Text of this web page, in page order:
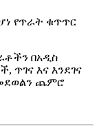
የጥራት ቁጥጥር
በአዲስ
ጥገና እና እንደገና
ጨምሮ